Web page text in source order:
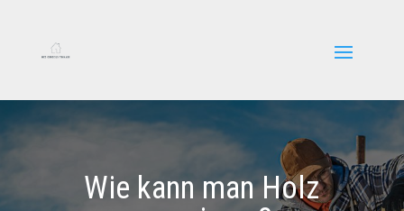
Wie kann man Holz